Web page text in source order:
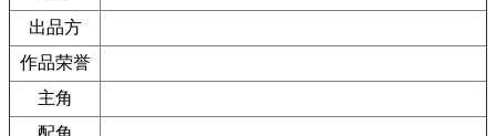
出品方
作品荣誉
主角